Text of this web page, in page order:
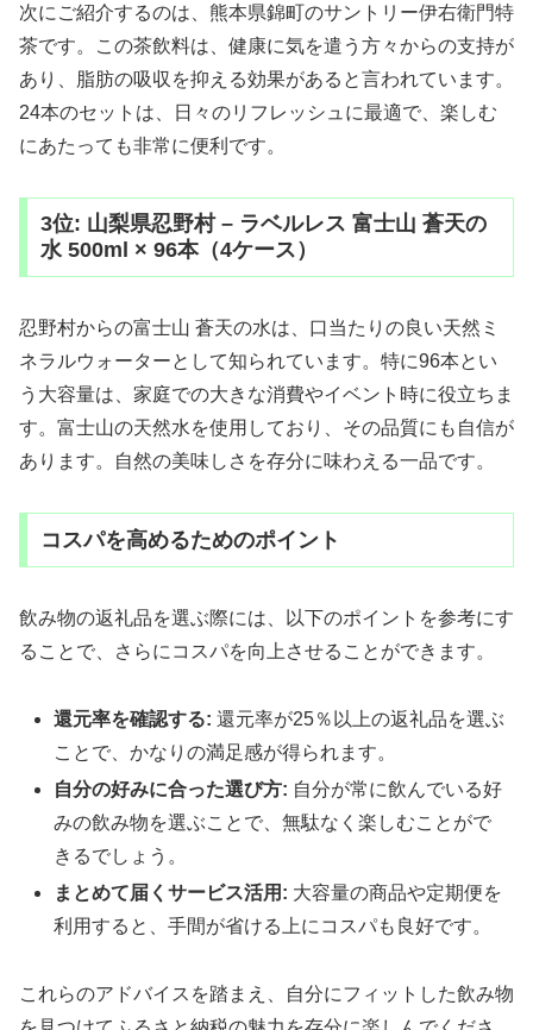
次にご紹介するのは、熊本県錦町のサントリー伊右衛門特
茶です。この茶飲料は、健康に気を遣う方々からの支持が
あり、脂肪の吸収を抑える効果があると言われています。
24本のセットは、日々のリフレッシュに最適で、楽しむ
にあたっても非常に便利です。
3位: 山梨県忍野村 – ラベルレス 富士山 蒼天の
水 500ml × 96本（4ケース）
忍野村からの富士山 蒼天の水は、口当たりの良い天然ミ
ネラルウォーターとして知られています。特に96本とい
う大容量は、家庭での大きな消費やイベント時に役立ちま
す。富士山の天然水を使用しており、その品質にも自信が
あります。自然の美味しさを存分に味わえる一品です。
コスパを高めるためのポイント
飲み物の返礼品を選ぶ際には、以下のポイントを参考にす
ることで、さらにコスパを向上させることができます。
還元率を確認する: 還元率が25％以上の返礼品を選ぶ
ことで、かなりの満足感が得られます。
自分の好みに合った選び方: 自分が常に飲んでいる好
みの飲み物を選ぶことで、無駄なく楽しむことがで
きるでしょう。
まとめて届くサービス活用: 大容量の商品や定期便を
利用すると、手間が省ける上にコスパも良好です。
これらのアドバイスを踏まえ、自分にフィットした飲み物